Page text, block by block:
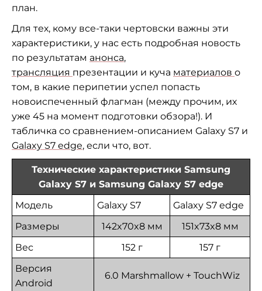
план.
Для тех, кому все-таки чертовски важны эти
характеристики, у нас есть подробная новость
по результатам анонса,
трансляция презентации и куча материалов о
том, в какие перипетии успел попасть
новоиспеченный флагман (между прочим, их
уже 45 на момент подготовки обзора!). И
табличка со сравнением-описанием Galaxy S7 и
Galaxy S7 edge, если что, вот.
Технические характеристики Samsung
Galaxy S7 и Samsung Galaxy S7 edge
Модель
Galaxy S7
Galaxy S7 edge
Размеры
142x70x8 мм
151x73x8 мм
Вес
152 г
157 г
Версия
Android
6.0 Marshmallow + TouchWiz